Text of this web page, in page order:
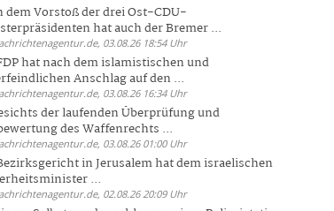
dem Vorstoß der drei Ost-CDU-
hat auch der Bremer ...
03.08.26 18:54 Uhr
hat nach dem islamistischen und
Anschlag auf den ...
03.08.26 16:34 Uhr
der laufenden Überprüfung und
des Waffenrechts ...
03.08.26 01:00 Uhr
in Jerusalem hat dem israelischen
...
02.08.26 20:09 Uhr